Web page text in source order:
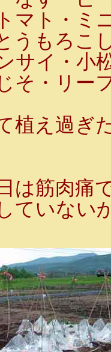
マト・ミ
うもろこ
サイ・小
そ・リー
植え過ぎ
は筋肉痛
ていない